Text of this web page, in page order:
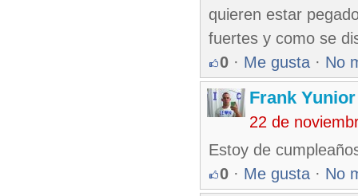
quieren estar
fuertes y como se
0 · Me gusta · No
Frank
22 de
Estoy de
0 · Me gusta · No